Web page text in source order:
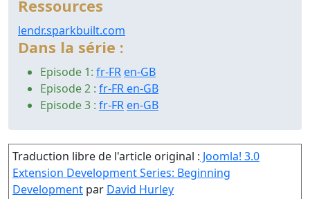
Ressources
lendr.sparkbuilt.com
Dans la série :
Episode 1: fr-FR en-GB
Episode 2 : fr-FR en-GB
Episode 3 : fr-FR en-GB
Traduction libre de l'article original : Joomla! 3.0
Extension Development Series: Beginning
Development par David Hurley